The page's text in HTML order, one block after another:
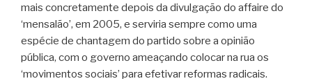
mais concretamente depois da divulgação do affaire do
‘mensalão’, em 2005, e serviria sempre como uma
espécie de chantagem do partido sobre a opinião
pública, com o governo ameaçando colocar na rua os
‘movimentos sociais’ para efetivar reformas radicais.